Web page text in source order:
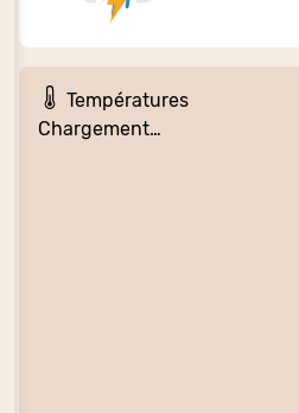
Températures
Chargement…